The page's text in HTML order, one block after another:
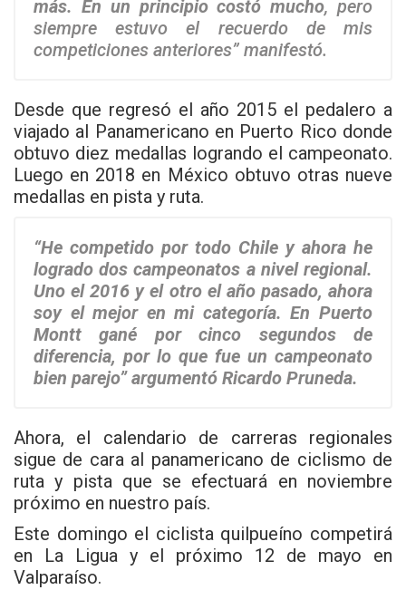
más. En un principio costó mucho, pero
siempre estuvo el recuerdo de mis
competiciones anteriores” manifestó.
Desde que regresó el año 2015 el pedalero a
viajado al Panamericano en Puerto Rico donde
obtuvo diez medallas logrando el campeonato.
Luego en 2018 en México obtuvo otras nueve
medallas en pista y ruta.
“He competido por todo Chile y ahora he
logrado dos campeonatos a nivel regional.
Uno el 2016 y el otro el año pasado, ahora
soy el mejor en mi categoría. En Puerto
Montt gané por cinco segundos de
diferencia, por lo que fue un campeonato
bien parejo” argumentó Ricardo Pruneda.
Ahora, el calendario de carreras regionales
sigue de cara al panamericano de ciclismo de
ruta y pista que se efectuará en noviembre
próximo en nuestro país.
Este domingo el ciclista quilpueíno competirá
en La Ligua y el próximo 12 de mayo en
Valparaíso.